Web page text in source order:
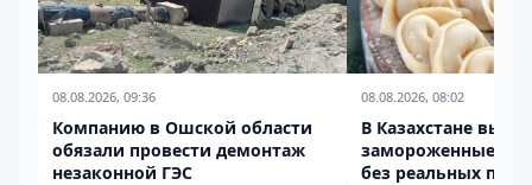
08.08.2026, 09:36
Компанию в Ошской области
обязали провести демонтаж
незаконной ГЭС
08.08.2026, 08:02
В Казахстане
замороженные
без реальных